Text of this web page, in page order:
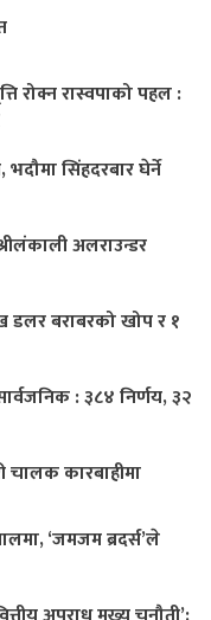
रोक्न रास्वपाको पहल :
सिंहदरबार घेर्ने
अलराउन्डर
बराबरको खोप र १
: ३८४ निर्णय, ३२
चालक कारबाहीमा
‘जमजम ब्रदर्स’ले